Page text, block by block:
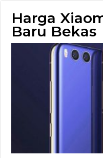
Harga
Baru Bekas